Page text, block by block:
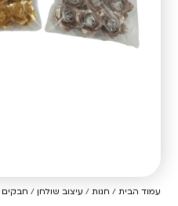
עמוד הבית / חנות / עיצוב שולחן / חבקים